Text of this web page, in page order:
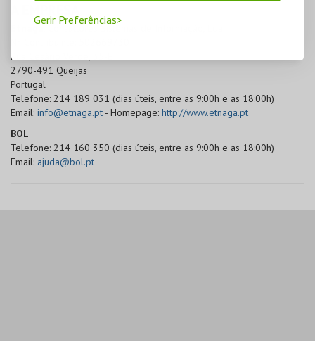
Gerir Preferências
A EMPRESA
Etnaga, Consultores Sistemas de Informação, Lda.
Nº Contribuinte: 502669730
Rua Cesário Verde, 35-E
2790-491 Queijas
Portugal
Telefone: 214 189 031 (dias úteis, entre as 9:00h e as 18:00h)
Email: info@etnaga.pt - Homepage: http://www.etnaga.pt
BOL
Telefone: 214 160 350 (dias úteis, entre as 9:00h e as 18:00h)
Email: ajuda@bol.pt